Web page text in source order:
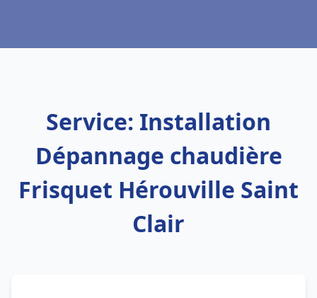
Service: Installation
Dépannage chaudière
Frisquet Hérouville Saint
Clair